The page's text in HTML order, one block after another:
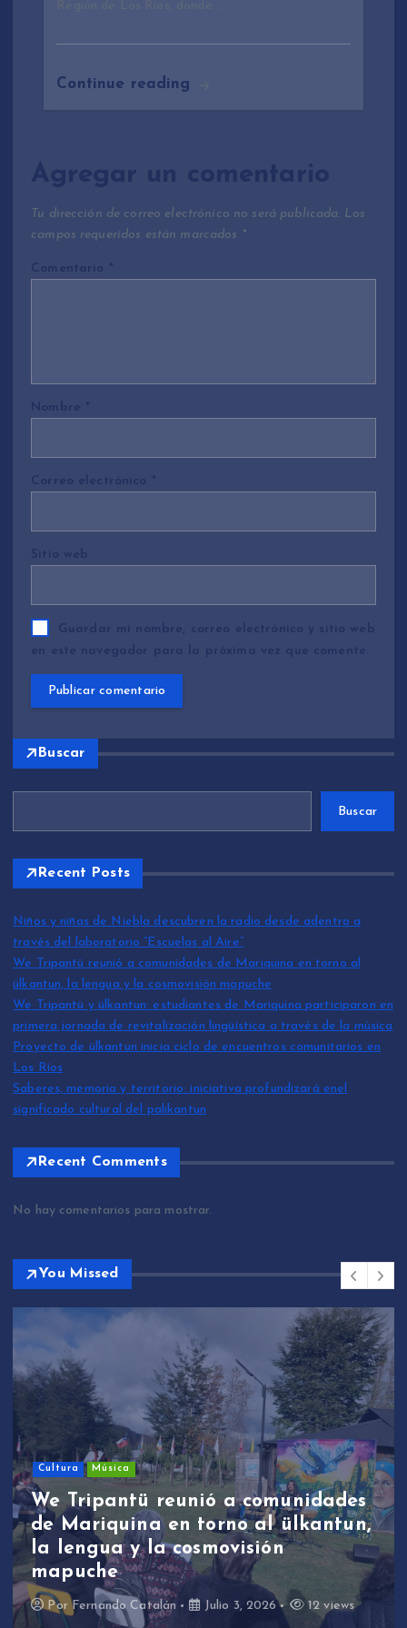
Continue reading
Agregar un comentario
Tu dirección de correo electrónico no será publicada. Los
campos requeridos están marcados *
Comentario *
Nombre *
Correo electrónico *
Sitio web
Guardar mi nombre, correo electrónico y sitio web
en este navegador para la próxima vez que comente.
Buscar
Buscar
Recent Posts
Niños y niñas de Niebla descubren la radio desde adentro a
través del laboratorio “Escuelas al Aire”
We Tripantü reunió a comunidades de Mariquina en torno al
ülkantun, la lengua y la cosmovisión mapuche
We Tripantü y ülkantun: estudiantes de Mariquina participaron en
primera jornada de revitalización lingüística a través de la música
Proyecto de ülkantun inicia ciclo de encuentros comunitarios en
Los Ríos
Saberes, memoria y territorio: iniciativa profundizará enel
significado cultural del palikantun
Recent Comments
No hay comentarios para mostrar.
You Missed
Sin categoría
We Tripantü y ülkantun:
estudiantes de Mariquina
participaron en primera jornada
de revitalización lingüística a
través de la música
PorFernando Catalán Junio 17, 2026 11 views